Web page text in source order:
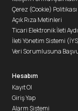
Çerez (Cookie) Politikası
Açık Rıza Metinleri
Ticari Elektronik İleti
İleti Yönetim Sistemi
Veri Sorumlusuna
Hesabım
Kayıt Ol
Giriş Yap
Alarm Sistemi